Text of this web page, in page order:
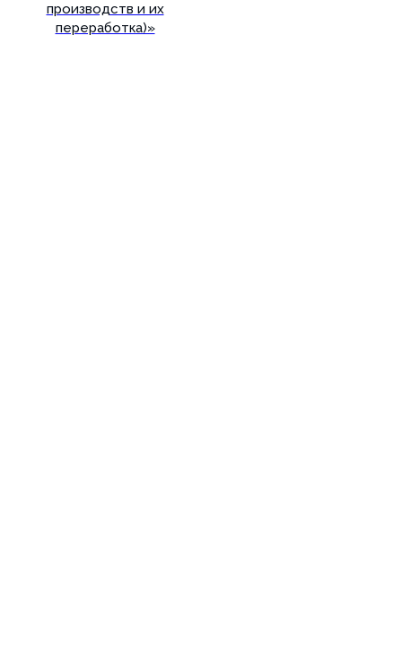
производств и их
переработка)»